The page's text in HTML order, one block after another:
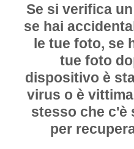
Se si verifica
se hai
le tue foto, se
tue foto
dispositivo è
virus o è
stesso che c'è
per